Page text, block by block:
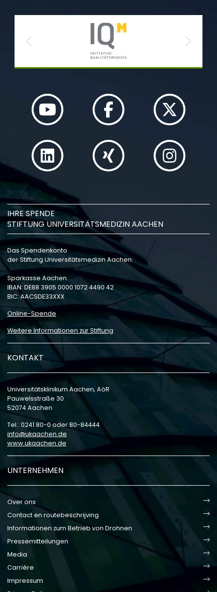
Previous Next
IHRE SPENDE
STIFTUNG UNIVERSITÄTSMEDIZIN AACHEN
Das Spendenkonto
der Stiftung Universitätsmedizin Aachen:
Sparkasse Aachen
IBAN: DE88 3905 0000 1072 4490 42
BIC: AACSDE33XXX
Online-Spende
Weitere Informationen zur Stiftung
KONTAKT
Universitätsklinikum Aachen, AöR
Pauwelsstraße 30
52074 Aachen
Tel.: 0241 80-0 oder 80-84444
info
ukaachen de
www.ukaachen.de
UNTERNEHMEN
Over ons
Contact en routebeschrijving
Informationen zum Betrieb von Drohnen
Pressemitteilungen
Media
Carrière
Impressum